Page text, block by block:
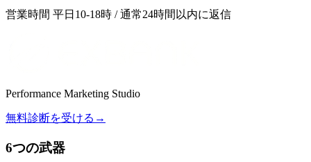
営業時間 平日10-18時 / 通常24時間以内に返信
Performance Marketing Studio
無料診断を受ける →
6つの武器